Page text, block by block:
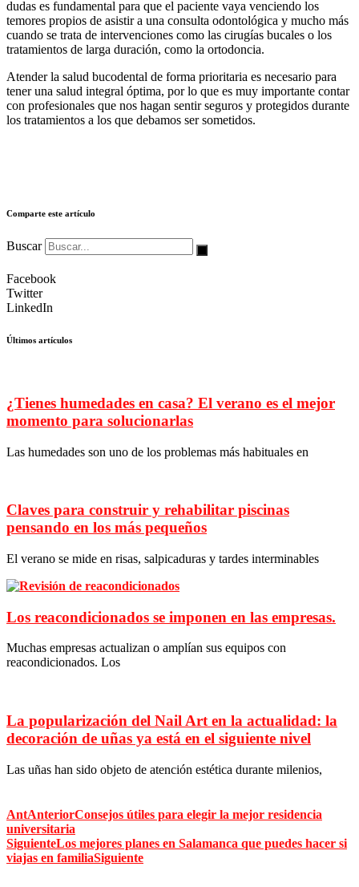
dudas es fundamental para que el paciente vaya venciendo los
temores propios de asistir a una consulta odontológica y mucho más
cuando se trata de intervenciones como las cirugías bucales o los
tratamientos de larga duración, como la ortodoncia.
Atender la salud bucodental de forma prioritaria es necesario para
tener una salud integral óptima, por lo que es muy importante contar
con profesionales que nos hagan sentir seguros y protegidos durante
los tratamientos a los que debamos ser sometidos.
Comparte este artículo
Buscar
Facebook
Twitter
LinkedIn
Últimos artículos
¿Tienes humedades en casa? El verano es el mejor
momento para solucionarlas
Las humedades son uno de los problemas más habituales en
Claves para construir y rehabilitar piscinas
pensando en los más pequeños
El verano se mide en risas, salpicaduras y tardes interminables
Los reacondicionados se imponen en las empresas.
Muchas empresas actualizan o amplían sus equipos con
reacondicionados. Los
La popularización del Nail Art en la actualidad: la
decoración de uñas ya está en el siguiente nivel
Las uñas han sido objeto de atención estética durante milenios,
AntAnteriorConsejos útiles para elegir la mejor residencia
universitaria
SiguienteLos mejores planes en Salamanca que puedes hacer si
viajas en familiaSiguiente